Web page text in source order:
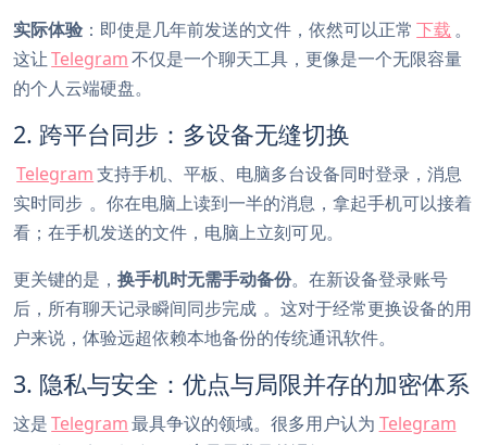
实际体验 ：即使是几年前发送的文件，依然可以正常 下载 。
这让Telegram不仅是一个聊天工具，更像是一个无限容量
的个人云端硬盘。
2. 跨平台同步：多设备无缝切换
Telegram支持手机、平板、电脑多台设备同时登录，消息
实时同步 。你在电脑上读到一半的消息，拿起手机可以接着
看；在手机发送的文件，电脑上立刻可见。
更关键的是， 换手机时无需手动备份。在新设备登录账号
后，所有聊天记录瞬间同步完成 。这对于经常更换设备的用
户来说，体验远超依赖本地备份的传统通讯软件。
3. 隐私与安全：优点与局限并存的加密体系
这是Telegram最具争议的领域。很多用户认为 Telegram